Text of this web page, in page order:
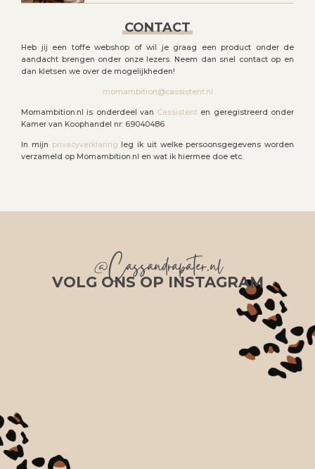
CONTACT
Heb jij een toffe webshop of wil je graag een product onder de
aandacht brengen onder onze lezers. Neem dan snel contact op en
dan kletsen we over de mogelijkheden!
momambition@cassistent.nl
Momambition.nl is onderdeel van Cassistent en geregistreerd onder
Kamer van Koophandel nr: 69040486
In mijn privacyverklaring leg ik uit welke persoonsgegevens worden
verzameld op Momambition.nl en wat ik hiermee doe etc.
@Cassandrapater.nl
VOLG ONS OP INSTAGRAM